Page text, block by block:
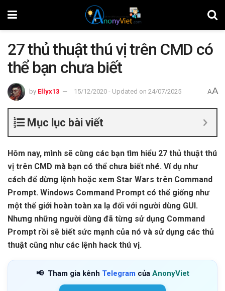
27 thủ thuật thú vị trên CMD có
thể bạn chưa biết
by Ellyx13 15/12/2020 - Updated on 24/07/2025 AA
Mục lục bài viết
Hôm nay, mình sẽ cùng các bạn tìm hiểu 27 thủ thuật thú
vị trên CMD mà bạn có thể chưa biết nhé. Ví dụ như
cách để dừng lệnh hoặc xem Star Wars trên Command
Prompt. Windows Command Prompt có thể giống như
một thế giới hoàn toàn xa lạ đối với người dùng GUI.
Nhưng những người dùng đã từng sử dụng Command
Prompt rồi sẽ biết sức mạnh của nó và sử dụng các thủ
thuật cũng như các lệnh hack thú vị.
📢 Tham gia kênh Telegram của AnonyViet